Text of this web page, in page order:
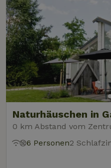
Naturhäuschen in
0 km Abstand vom
6 Personen2